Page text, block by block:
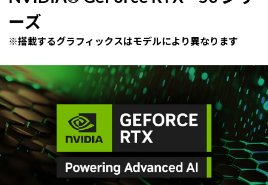
ーズ
※搭載するグラフィックスはモデルにより異なります